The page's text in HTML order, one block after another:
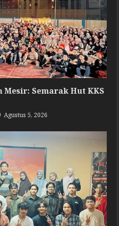
Semarak Hut KKS
Agustus 5, 2026